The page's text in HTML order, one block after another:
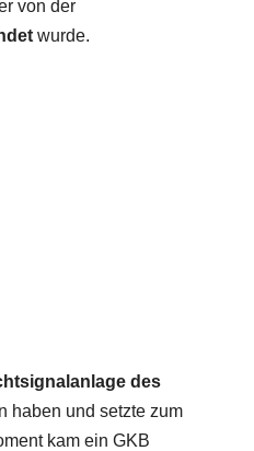
von der
wurde.
des
haben und setzte zum
kam ein GKB